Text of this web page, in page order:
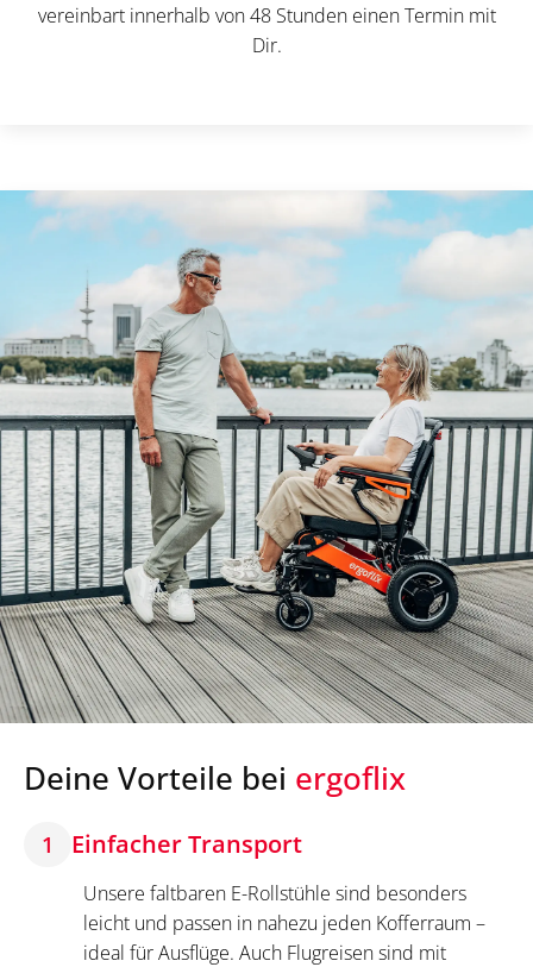
vereinbart innerhalb von 48 Stunden einen Termin mit
Dir.
Deine Vorteile bei ergoflix
1 Einfacher Transport
Unsere faltbaren E-Rollstühle sind besonders
leicht und passen in nahezu jeden Kofferraum –
ideal für Ausflüge. Auch Flugreisen sind mit